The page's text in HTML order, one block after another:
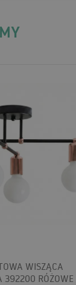
WISZĄCA
392200 RÓŻOWE